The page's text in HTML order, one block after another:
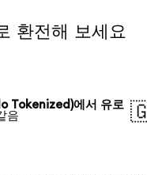
전해 보세요
Tokenized)에서 유로
음